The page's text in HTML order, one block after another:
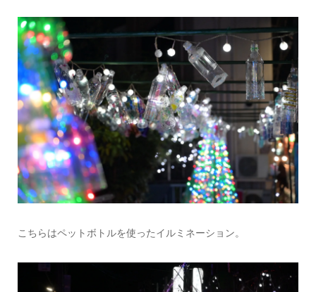
こちらはペットボトルを使ったイルミネーション。